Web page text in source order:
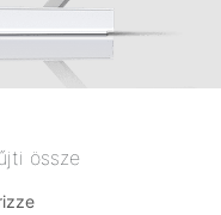
össze